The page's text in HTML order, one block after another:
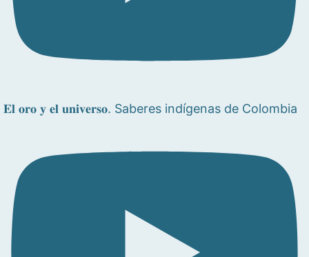
𝐄𝐥 𝐨𝐫𝐨 𝐲 𝐞𝐥 𝐮𝐧𝐢𝐯𝐞𝐫𝐬𝐨. Saberes indígenas de Colombia